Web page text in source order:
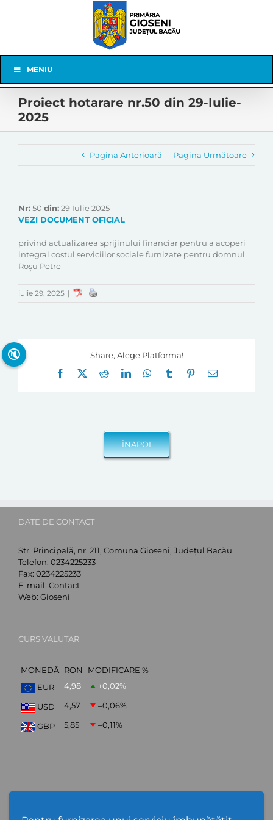
Navigation
MENIU
Proiect hotarare nr.50 din 29-Iulie-
2025
Pagina Anterioară Pagina Următoare
Nr:50 din:29 Iulie 2025
VEZI DOCUMENT OFICIAL
privind actualizarea sprijinului financiar pentru a acoperi
integral costul serviciilor sociale furnizate pentru domnul
Roșu Petre
iulie 29, 2025 |
Share, Alege Platforma!
Facebook
RedditLinkedInWhatsApp
Tumblr Pinterest
E-
DATE DE CONTACT
Str. Principală, nr. 211, Comuna Gioseni, Județul Bacău
Telefon: 0234225233
Fax: 0234225233
E-mail: Contact
Web: Gioseni
CURS VALUTAR
MONEDĂ RON
MODIFICARE %
EUR
4,98 +0,02%
USD 4,57 –0,06%
GBP 5,85 –0,11%
🔇